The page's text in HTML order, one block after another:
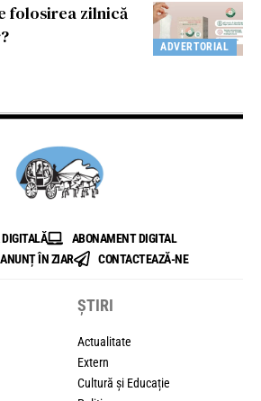
ADVERTORIAL
folosirea zilnică
ABONAMENT DIGITAL
ÎN ZIAR
CONTACTEAZĂ-NE
ȘTIRI
Actualitate
Extern
Cultură și Educație